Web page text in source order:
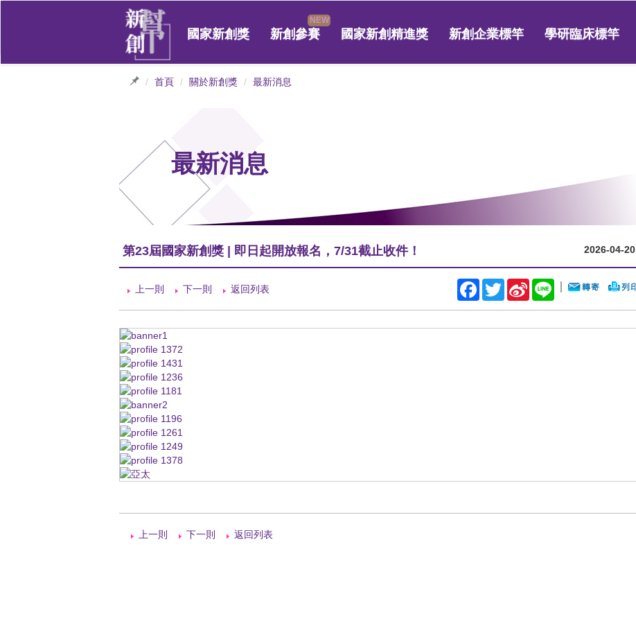
國家新創獎 新創參賽 國家新創精進獎 新創企業標竿 學研臨床標竿
首頁 關於新創獎 最新消息
最新消息
第23屆國家新創獎 | 即日起開放報名，7/31截止收件！ 2026-04-20
上一則 下一則 返回列表 Facebook
TwitterSina
Weibo
Line
上一則 下一則 返回列表